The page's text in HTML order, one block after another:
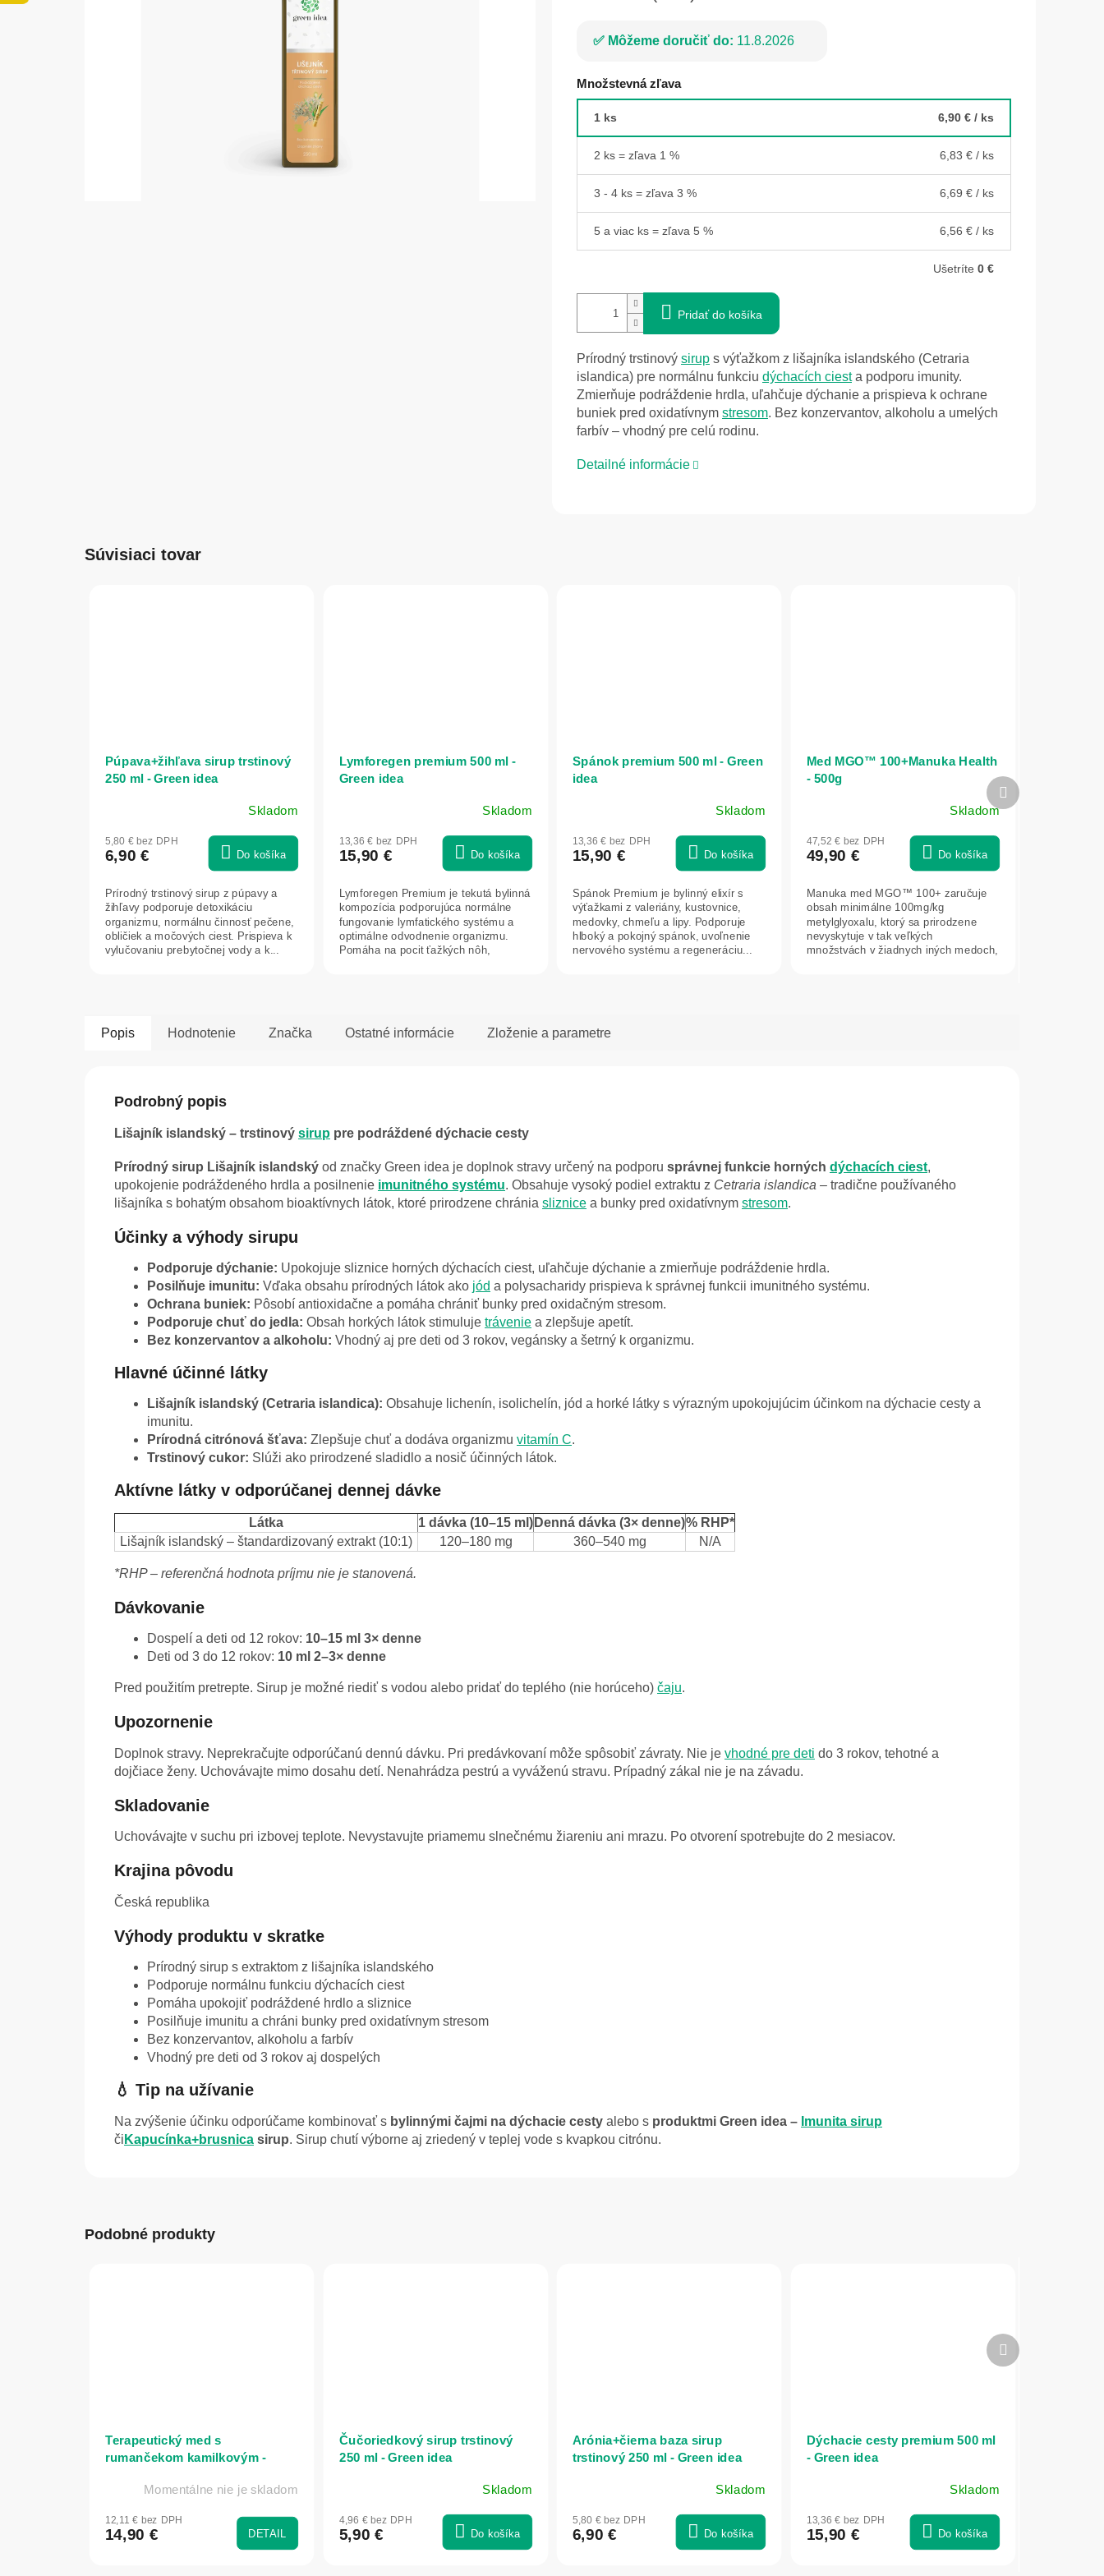
Môžeme doručiť do: 11.8.2026
Množstevná zľava
1 ks 6,90 € / ks
2 ks = zľava 1 % 6,83 € / ks
3 - 4 ks = zľava 3 % 6,69 € / ks
5 a viac ks = zľava 5 % 6,56 € / ks
Ušetríte 0 €
Pridať do košíka
Prírodný trstinový sirup s výťažkom z lišajníka islandského (Cetraria
islandica) pre normálnu funkciu dýchacích ciesta podporu imunity.
Zmierňuje podráždenie hrdla, uľahčuje dýchanie a prispieva k ochrane
buniek pred oxidatívnym stresom. Bez konzervantov, alkoholu a umelých
farbív – vhodný pre celú rodinu.
Detailné informácie
Súvisiaci tovar
Púpava+žihľava sirup trstinový
250 ml - Green idea
Skladom
5,80 € bez DPH
6,90 € Do košíka
Prírodný trstinový sirup z púpavy a
žihľavy podporuje detoxikáciu
organizmu, normálnu činnosť pečene,
obličiek a močových ciest. Prispieva k
vylučovaniu prebytočnej vody a k...
Lymforegen premium 500 ml -
Green idea
Skladom
13,36 € bez DPH
15,90 € Do košíka
Lymforegen Premium je tekutá bylinná
kompozícia podporujúca normálne
fungovanie lymfatického systému a
optimálne odvodnenie organizmu.
Pomáha na pocit ťažkých nôh,
Spánok premium 500 ml - Green
idea
Skladom
13,36 € bez DPH
15,90 € Do košíka
Spánok Premium je bylinný elixír s
výťažkami z valeriány, kustovnice,
medovky, chmeľu a lipy. Podporuje
hlboký a pokojný spánok, uvoľnenie
nervového systému a regeneráciu...
Med MGO™ 100+Manuka Health
- 500g
Skladom
47,52 € bez DPH
49,90 € Do košíka
Manuka med MGO™ 100+ zaručuje
obsah minimálne 100mg/kg
metylglyoxalu, ktorý sa prirodzene
nevyskytuje v tak veľkých
množstvách v žiadnych iných medoch,
Ďalší
produkt
Popis Hodnotenie Značka Ostatné informácie Zloženie a parametre
Podrobný popis
Lišajník islandský – trstinový sirup pre podráždené dýchacie cesty
Prírodný sirup Lišajník islandský od značky Green idea je doplnok stravy určený na podporu správnej funkcie horných dýchacích ciest,
upokojenie podráždeného hrdla a posilnenie imunitného systému. Obsahuje vysoký podiel extraktu z Cetraria islandica – tradične používaného
lišajníka s bohatým obsahom bioaktívnych látok, ktoré prirodzene chránia sliznice a bunky pred oxidatívnym stresom.
Účinky a výhody sirupu
Podporuje dýchanie: Upokojuje sliznice horných dýchacích ciest, uľahčuje dýchanie a zmierňuje podráždenie hrdla.
Posilňuje imunitu: Vďaka obsahu prírodných látok ako jód a polysacharidy prispieva k správnej funkcii imunitného systému.
Ochrana buniek: Pôsobí antioxidačne a pomáha chrániť bunky pred oxidačným stresom.
Podporuje chuť do jedla: Obsah horkých látok stimuluje trávenie a zlepšuje apetít.
Bez konzervantov a alkoholu: Vhodný aj pre deti od 3 rokov, vegánsky a šetrný k organizmu.
Hlavné účinné látky
Lišajník islandský (Cetraria islandica): Obsahuje lichenín, isolichelín, jód a horké látky s výrazným upokojujúcim účinkom na dýchacie cesty a
imunitu.
Prírodná citrónová šťava: Zlepšuje chuť a dodáva organizmu vitamín C.
Trstinový cukor: Slúži ako prirodzené sladidlo a nosič účinných látok.
Aktívne látky v odporúčanej dennej dávke
Látka 1 dávka (10–15 ml) Denná dávka (3× denne)% RHP*
Lišajník islandský – štandardizovaný extrakt (10:1)
120–180 mg 360–540 mg N/A
*RHP – referenčná hodnota príjmu nie je stanovená.
Dávkovanie
Dospelí a deti od 12 rokov: 10–15 ml 3× denne
Deti od 3 do 12 rokov: 10 ml 2–3× denne
Pred použitím pretrepte. Sirup je možné riediť s vodou alebo pridať do teplého (nie horúceho) čaju.
Upozornenie
Doplnok stravy. Neprekračujte odporúčanú dennú dávku. Pri predávkovaní môže spôsobiť závraty. Nie je vhodné pre deti do 3 rokov, tehotné a
dojčiace ženy. Uchovávajte mimo dosahu detí. Nenahrádza pestrú a vyváženú stravu. Prípadný zákal nie je na závadu.
Skladovanie
Uchovávajte v suchu pri izbovej teplote. Nevystavujte priamemu slnečnému žiareniu ani mrazu. Po otvorení spotrebujte do 2 mesiacov.
Krajina pôvodu
Česká republika
Výhody produktu v skratke
Prírodný sirup s extraktom z lišajníka islandského
Podporuje normálnu funkciu dýchacích ciest
Pomáha upokojiť podráždené hrdlo a sliznice
Posilňuje imunitu a chráni bunky pred oxidatívnym stresom
Bez konzervantov, alkoholu a farbív
Vhodný pre deti od 3 rokov aj dospelých
💧 Tip na užívanie
Na zvýšenie účinku odporúčame kombinovať s bylinnými čajmi na dýchacie cesty alebo s produktmi Green idea – Imunita sirup
či Kapucínka+brusnica sirup. Sirup chutí výborne aj zriedený v teplej vode s kvapkou citrónu.
Podobné produkty
Terapeutický med s
rumančekom kamilkovým -
Momentálne nie je skladom
12,11 € bez DPH
14,90 € DETAIL
Čučoriedkový sirup trstinový
250 ml - Green idea
Skladom
4,96 € bez DPH
5,90 € Do košíka
Arónia+čierna baza sirup
trstinový 250 ml - Green idea
Skladom
5,80 € bez DPH
6,90 € Do košíka
Dýchacie cesty premium 500 ml
- Green idea
Skladom
13,36 € bez DPH
15,90 € Do košíka
Ďalší
produkt